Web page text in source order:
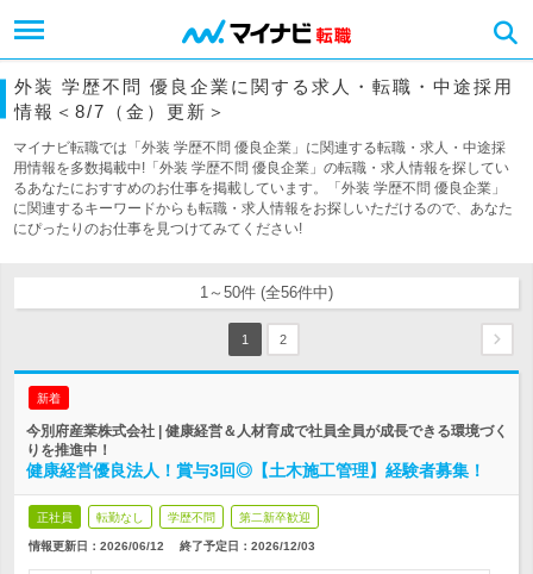
外装 学歴不問 優良企業に関する求人・転職・中途採用
情報＜8/7（金）更新＞
マイナビ転職では「外装 学歴不問 優良企業」に関連する転職・求人・中途採
用情報を多数掲載中!「外装 学歴不問 優良企業」の転職・求人情報を探してい
るあなたにおすすめのお仕事を掲載しています。「外装 学歴不問 優良企業」
に関連するキーワードからも転職・求人情報をお探しいただけるので、あなた
にぴったりのお仕事を見つけてみてください!
1～50件 (全56件中)
1 2
新着
今別府産業株式会社 | 健康経営＆人材育成で社員全員が成長できる環境づく
りを推進中！
健康経営優良法人！賞与3回◎【土木施工管理】経験者募集！
正社員 転勤なし 学歴不問 第二新卒歓迎
情報更新日：2026/06/12 終了予定日： 2026/12/03